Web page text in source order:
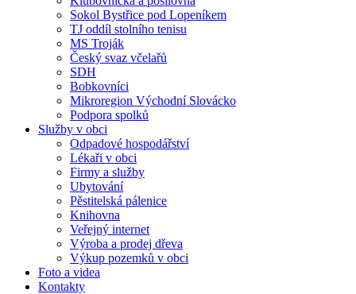
Sokol Bystřice pod Lopeníkem
TJ oddíl stolního tenisu
MS Troják
Český svaz včelařů
SDH
Bobkovníci
Mikroregion Východní Slovácko
Podpora spolků
Služby v obci
Odpadové hospodářství
Lékaři v obci
Firmy a služby
Ubytování
Pěstitelská pálenice
Knihovna
Veřejný internet
Výroba a prodej dřeva
Výkup pozemků v obci
Foto a videa
Kontakty